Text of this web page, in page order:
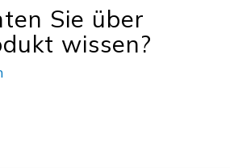
Sie über
wissen?